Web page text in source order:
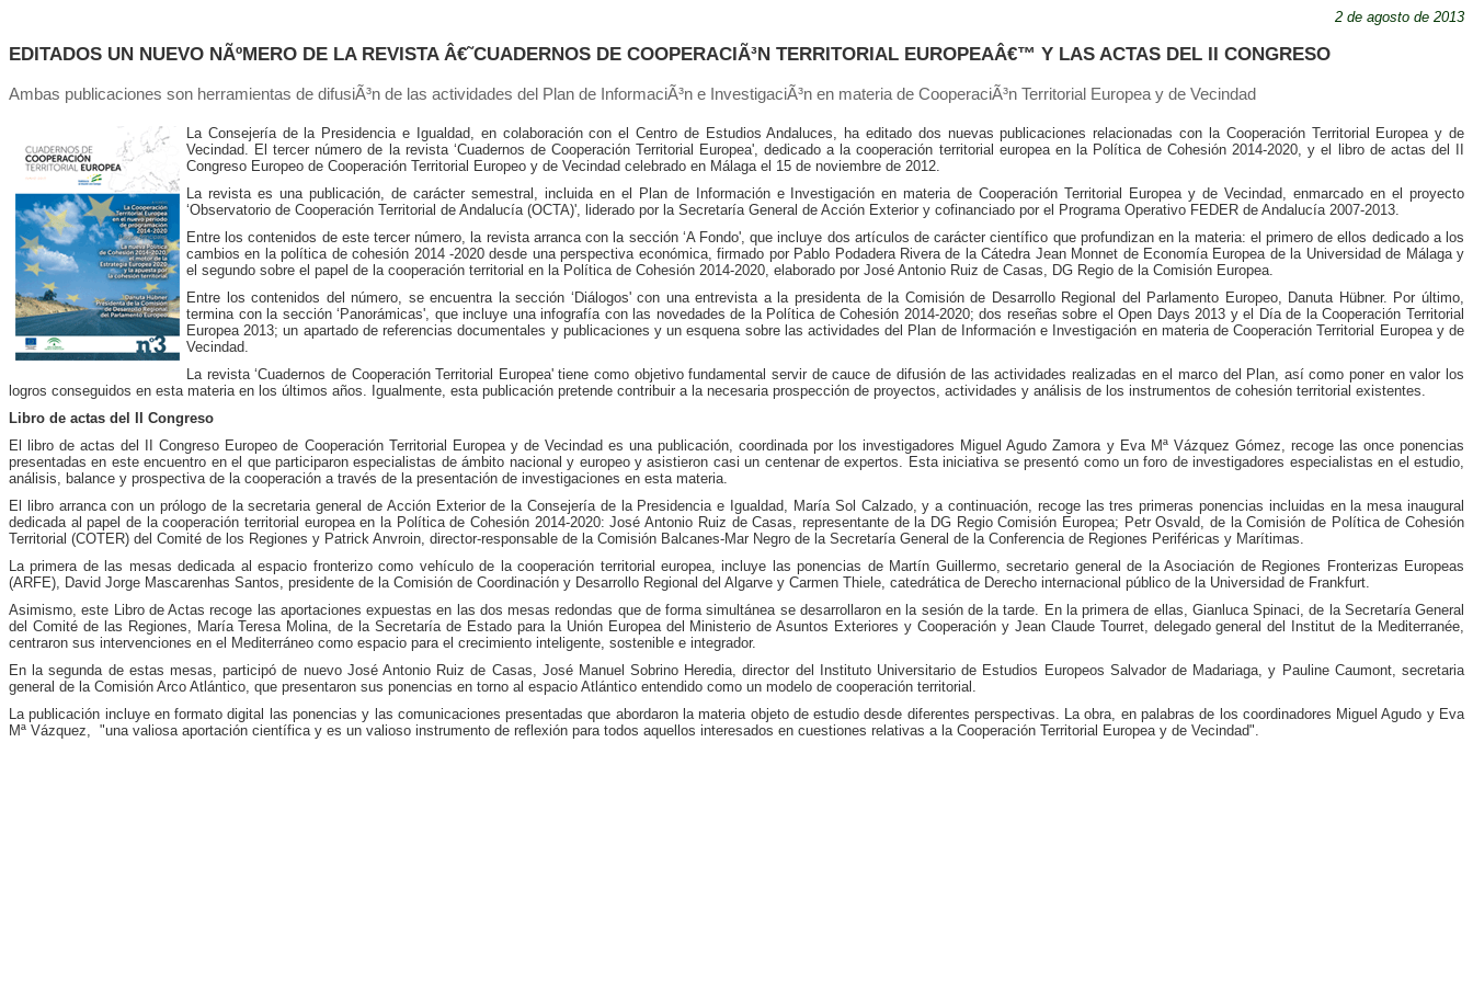
2 de agosto de 2013
EDITADOS UN NUEVO NÃºMERO DE LA REVISTA Â€˜CUADERNOS DE COOPERACIÃ³N TERRITORIAL EUROPEAÂ€™ Y LAS ACTAS DEL II CONGRESO
Ambas publicaciones son herramientas de difusiÃ³n de las actividades del Plan de InformaciÃ³n e InvestigaciÃ³n en materia de CooperaciÃ³n Territorial Europea y de Vecindad
La Consejería de la Presidencia e Igualdad, en colaboración con el Centro de Estudios Andaluces, ha editado dos nuevas publicaciones relacionadas con la Cooperación Territorial Europea y de
Vecindad. El tercer número de la revista ‘Cuadernos de Cooperación Territorial Europea', dedicado a la cooperación territorial europea en la Política de Cohesión 2014-2020, y el libro de actas del II
Congreso Europeo de Cooperación Territorial Europeo y de Vecindad celebrado en Málaga el 15 de noviembre de 2012.
La revista es una publicación, de carácter semestral, incluida en el Plan de Información e Investigación en materia de Cooperación Territorial Europea y de Vecindad, enmarcado en el proyecto
‘Observatorio de Cooperación Territorial de Andalucía (OCTA)', liderado por la Secretaría General de Acción Exterior y cofinanciado por el Programa Operativo FEDER de Andalucía 2007-2013.
Entre los contenidos de este tercer número, la revista arranca con la sección ‘A Fondo', que incluye dos artículos de carácter científico que profundizan en la materia: el primero de ellos dedicado a los
cambios en la política de cohesión 2014 -2020 desde una perspectiva económica, firmado por Pablo Podadera Rivera de la Cátedra Jean Monnet de Economía Europea de la Universidad de Málaga y
el segundo sobre el papel de la cooperación territorial en la Política de Cohesión 2014-2020, elaborado por José Antonio Ruiz de Casas, DG Regio de la Comisión Europea.
Entre los contenidos del número, se encuentra la sección ‘Diálogos' con una entrevista a la presidenta de la Comisión de Desarrollo Regional del Parlamento Europeo, Danuta Hübner. Por último,
termina con la sección ‘Panorámicas', que incluye una infografía con las novedades de la Política de Cohesión 2014-2020; dos reseñas sobre el Open Days 2013 y el Día de la Cooperación Territorial
Europea 2013; un apartado de referencias documentales y publicaciones y un esquena sobre las actividades del Plan de Información e Investigación en materia de Cooperación Territorial Europea y de
Vecindad.
La revista ‘Cuadernos de Cooperación Territorial Europea' tiene como objetivo fundamental servir de cauce de difusión de las actividades realizadas en el marco del Plan, así como poner en valor los
logros conseguidos en esta materia en los últimos años. Igualmente, esta publicación pretende contribuir a la necesaria prospección de proyectos, actividades y análisis de los instrumentos de cohesión territorial existentes.
Libro de actas del II Congreso
El libro de actas del II Congreso Europeo de Cooperación Territorial Europea y de Vecindad es una publicación, coordinada por los investigadores Miguel Agudo Zamora y Eva Mª Vázquez Gómez, recoge las once ponencias
presentadas en este encuentro en el que participaron especialistas de ámbito nacional y europeo y asistieron casi un centenar de expertos. Esta iniciativa se presentó como un foro de investigadores especialistas en el estudio,
análisis, balance y prospectiva de la cooperación a través de la presentación de investigaciones en esta materia.
El libro arranca con un prólogo de la secretaria general de Acción Exterior de la Consejería de la Presidencia e Igualdad, María Sol Calzado, y a continuación, recoge las tres primeras ponencias incluidas en la mesa inaugural
dedicada al papel de la cooperación territorial europea en la Política de Cohesión 2014-2020: José Antonio Ruiz de Casas, representante de la DG Regio Comisión Europea; Petr Osvald, de la Comisión de Política de Cohesión
Territorial (COTER) del Comité de los Regiones y Patrick Anvroin, director-responsable de la Comisión Balcanes-Mar Negro de la Secretaría General de la Conferencia de Regiones Periféricas y Marítimas.
La primera de las mesas dedicada al espacio fronterizo como vehículo de la cooperación territorial europea, incluye las ponencias de Martín Guillermo, secretario general de la Asociación de Regiones Fronterizas Europeas
(ARFE), David Jorge Mascarenhas Santos, presidente de la Comisión de Coordinación y Desarrollo Regional del Algarve y Carmen Thiele, catedrática de Derecho internacional público de la Universidad de Frankfurt.
Asimismo, este Libro de Actas recoge las aportaciones expuestas en las dos mesas redondas que de forma simultánea se desarrollaron en la sesión de la tarde. En la primera de ellas, Gianluca Spinaci, de la Secretaría General
del Comité de las Regiones, María Teresa Molina, de la Secretaría de Estado para la Unión Europea del Ministerio de Asuntos Exteriores y Cooperación y Jean Claude Tourret, delegado general del Institut de la Mediterranée,
centraron sus intervenciones en el Mediterráneo como espacio para el crecimiento inteligente, sostenible e integrador.
En la segunda de estas mesas, participó de nuevo José Antonio Ruiz de Casas, José Manuel Sobrino Heredia, director del Instituto Universitario de Estudios Europeos Salvador de Madariaga, y Pauline Caumont, secretaria
general de la Comisión Arco Atlántico, que presentaron sus ponencias en torno al espacio Atlántico entendido como un modelo de cooperación territorial.
La publicación incluye en formato digital las ponencias y las comunicaciones presentadas que abordaron la materia objeto de estudio desde diferentes perspectivas. La obra, en palabras de los coordinadores Miguel Agudo y Eva
Mª Vázquez, "una valiosa aportación científica y es un valioso instrumento de reflexión para todos aquellos interesados en cuestiones relativas a la Cooperación Territorial Europea y de Vecindad".